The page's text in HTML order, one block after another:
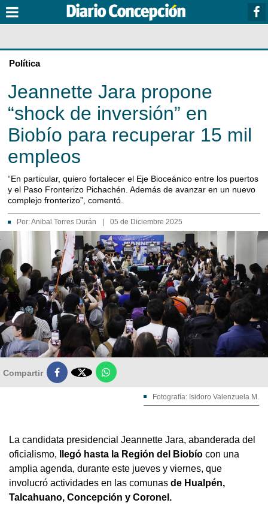
Política
Jeannette Jara propone
“shock de inversión” en
Biobío para recuperar 15 mil
empleos
“En particular, quiero fortalecer el Eje Bioceánico entre los puertos
y el Paso Fronterizo Pichachén. Además de avanzar en un nuevo
complejo fronterizo”, comentó.
Por:Anibal Torres Durán 05 de Diciembre 2025
Compartir 
Fotografía: Isidoro Valenzuela M.
La candidata presidencial Jeannette Jara, abanderada del
oficialismo, llegó hasta la Región del Biobío con una
amplia agenda, durante este jueves y viernes, que
involucró actividades en las comunas de Hualpén,
Talcahuano, Concepción y Coronel.